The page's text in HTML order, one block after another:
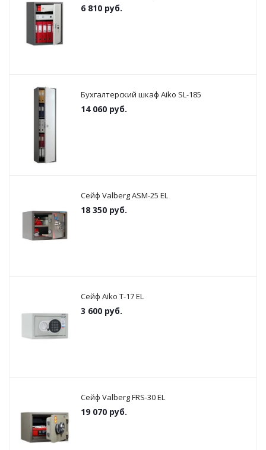
6 810 руб.
Бухгалтерский шкаф Aiko SL-185
14 060 руб.
Сейф Valberg ASM-25 EL
18 350 руб.
Сейф Aiko T-17 EL
3 600 руб.
Сейф Valberg FRS-30 EL
19 070 руб.